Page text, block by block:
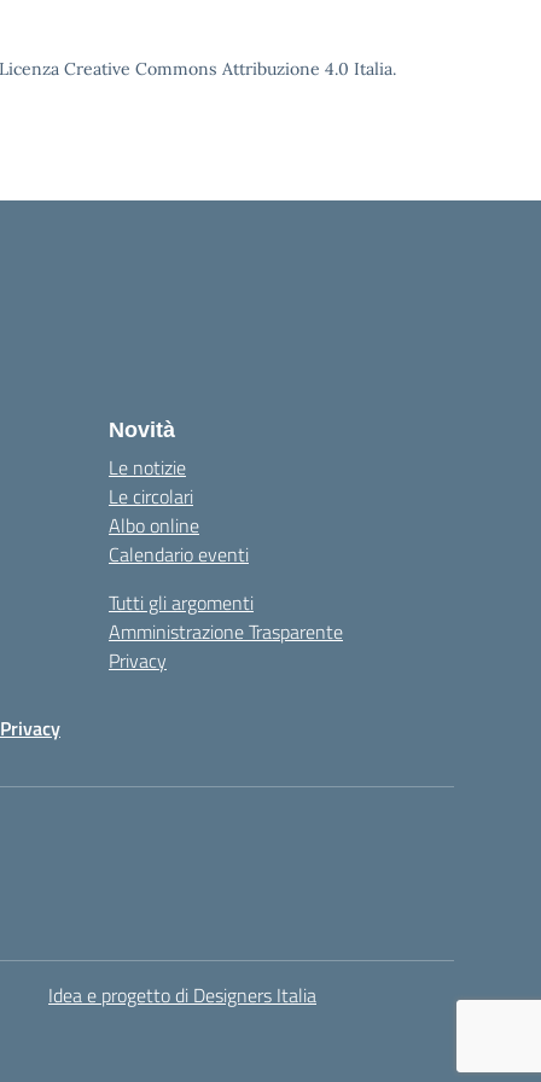
Creative Commons Attribuzione 4.0 Italia.
Novità
Le notizie
Le circolari
Albo online
Calendario eventi
Tutti gli argomenti
Amministrazione Trasparente
Privacy
Privacy
Idea e progetto di Designers Italia